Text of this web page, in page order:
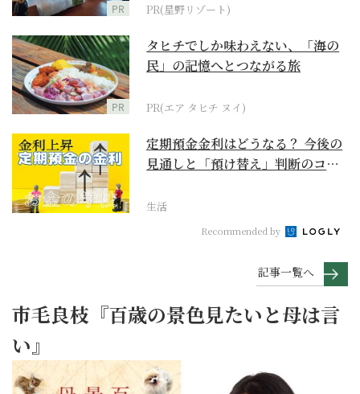
PR PR(星野リゾート)
PR
タヒチでしか味わえない、「海の
民」の記憶へとつながる旅
PR(エア タヒチ ヌイ)
定期預金金利はどうなる？ 今後の
見通しと「預け替え」判断のコツ
生活
Recommended by
記事一覧へ
市毛良枝『百歳の景色見たいと母は言
い』